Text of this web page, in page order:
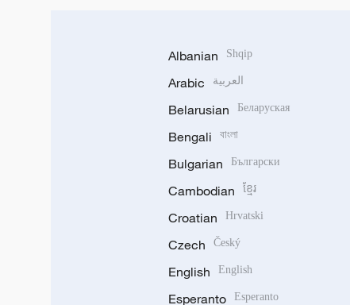
Albanian Shqip
Arabic العربية
Belarusian Беларуская
Bengali বাংলা
Bulgarian Български
Cambodian ខ្មែរ
Croatian Hrvatski
Czech Český
English English
Esperanto Esperanto